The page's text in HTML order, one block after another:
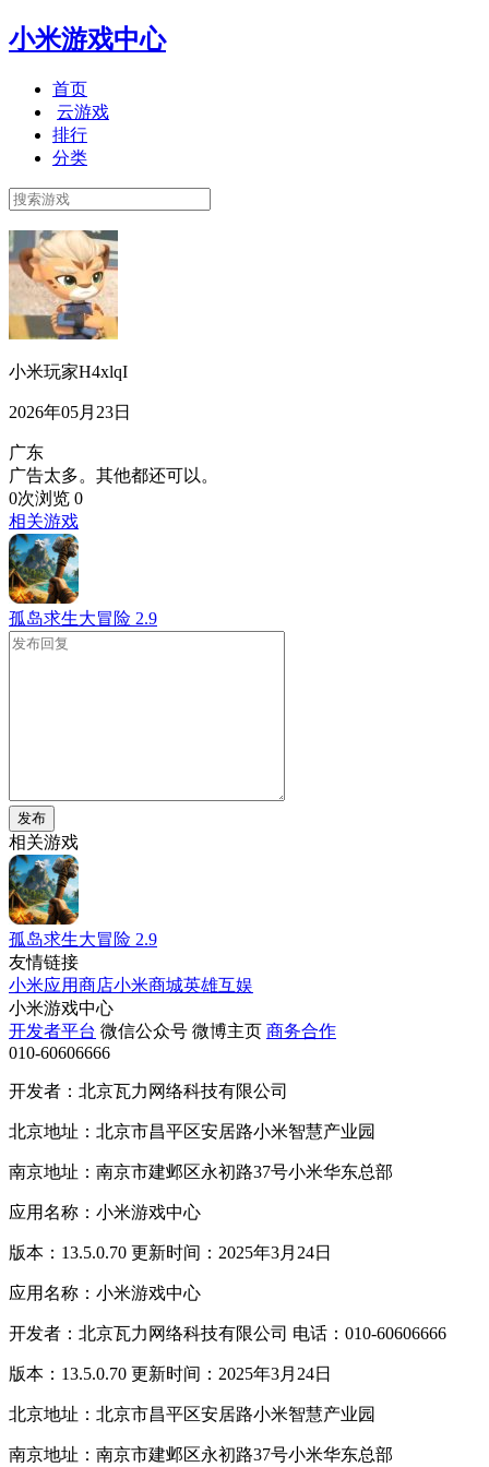
小米游戏中心
首页
云游戏
排行
分类
小米玩家H4xlqI
2026年05月23日
广东
广告太多。其他都还可以。
0次浏览 0
相关游戏
孤岛求生大冒险 2.9
发布
相关游戏
孤岛求生大冒险 2.9
友情链接
小米应用商店小米商城英雄互娱
小米游戏中心
开发者平台 微信公众号 微博主页 商务合作
010-60606666
开发者：北京瓦力网络科技有限公司
北京地址：北京市昌平区安居路小米智慧产业园
南京地址：南京市建邺区永初路37号小米华东总部
应用名称：小米游戏中心
版本：13.5.0.70 更新时间：2025年3月24日
应用名称：小米游戏中心
开发者：北京瓦力网络科技有限公司 电话：010-60606666
版本：13.5.0.70 更新时间：2025年3月24日
北京地址：北京市昌平区安居路小米智慧产业园
南京地址：南京市建邺区永初路37号小米华东总部